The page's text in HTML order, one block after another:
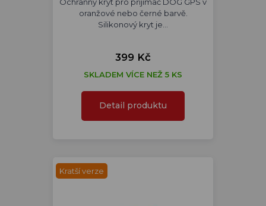
oranžové nebo černé barvě.
Silikonový kryt je…
399 Kč
SKLADEM VÍCE NEŽ 5 KS
Detail produktu
Kratší verze